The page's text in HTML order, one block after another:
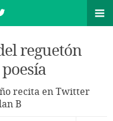
reguetón
recita en Twitter
B